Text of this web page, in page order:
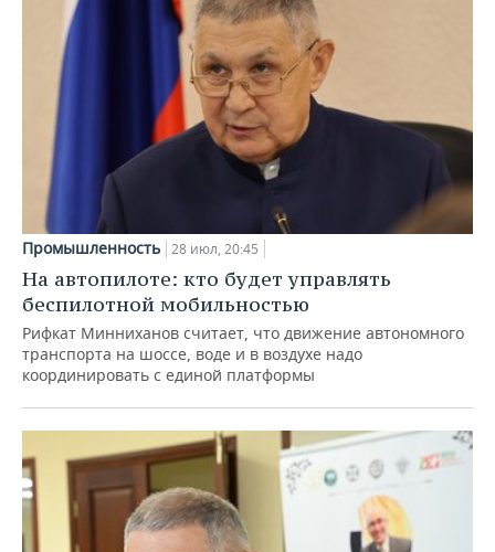
Промышленность 28 июл, 20:45
На автопилоте: кто будет управлять
беспилотной мобильностью
Рифкат Минниханов считает, что движение автономного
транспорта на шоссе, воде и в воздухе надо
координировать с единой платформы